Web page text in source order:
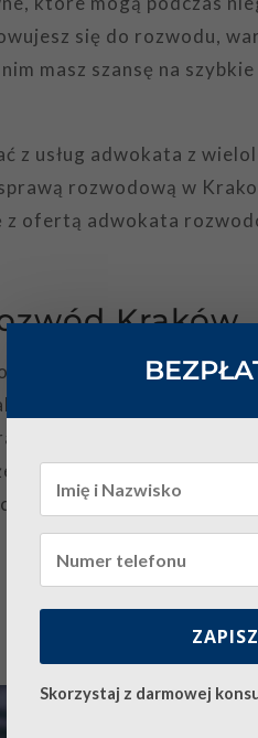
się do rozwodu,
masz szansę na
z usług adwokata z
rozwodową w
z ofertą adwokata
Kraków
prawnik, który zajmuje
zakończyć ich
objaśnieniu wszelkich
też reprezentować
możesz mieć
Skorzystaj z darmowej